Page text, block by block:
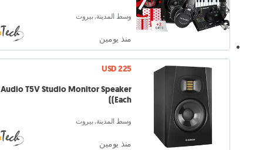
وسط المدينة, بيروت
منذ يومين
USD 225
T5V Studio Monitor Speaker
(Each)
وسط المدينة, بيروت
منذ يومين